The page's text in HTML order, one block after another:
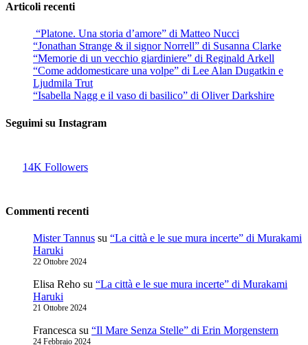
Articoli recenti
“Platone. Una storia d’amore” di Matteo Nucci
“Jonathan Strange & il signor Norrell” di Susanna Clarke
“Memorie di un vecchio giardiniere” di Reginald Arkell
“Come addomesticare una volpe” di Lee Alan Dugatkin e
Ljudmila Trut
“Isabella Nagg e il vaso di basilico” di Oliver Darkshire
Seguimi su Instagram
14K Followers
Commenti recenti
Mister Tannus su “La città e le sue mura incerte” di Murakami
Haruki
22 Ottobre 2024
Elisa Reho su “La città e le sue mura incerte” di Murakami
Haruki
21 Ottobre 2024
Francesca su “Il Mare Senza Stelle” di Erin Morgenstern
24 Febbraio 2024